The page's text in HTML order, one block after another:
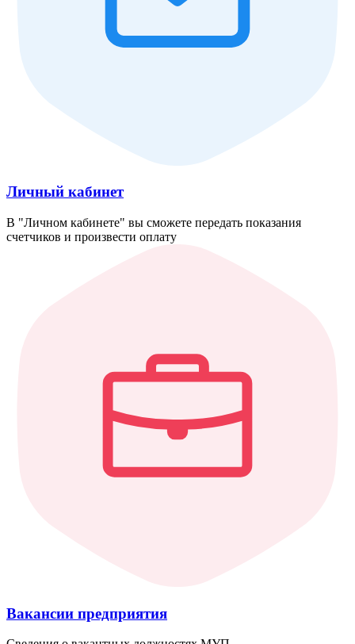
Личный кабинет
В "Личном кабинете" вы сможете передать показания
счетчиков и произвести оплату
Вакансии предприятия